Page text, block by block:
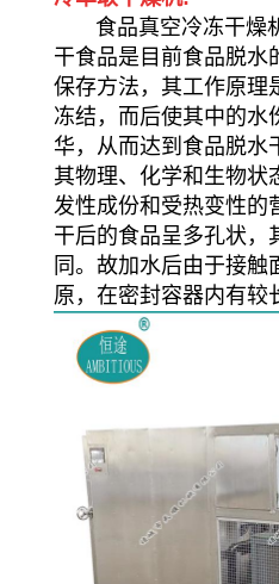
食品真空冷冻干燥
干食品是目前食品脱水
保存方法，其工作原理
冻结，而后使其中的水
华，从而达到食品脱水
其物理、化学和生物状
发性成份和受热变性的
干后的食品呈多孔状，
同。故加水后由于接触
原，在密封容器内有较